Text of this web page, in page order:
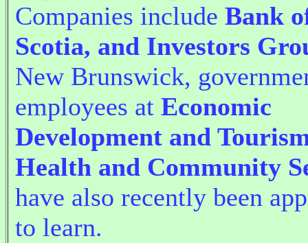
Companies include Bank
Scotia, and Investors
New Brunswick,
employees at Economic
Development and
Health and Community
have also recently been
to learn.